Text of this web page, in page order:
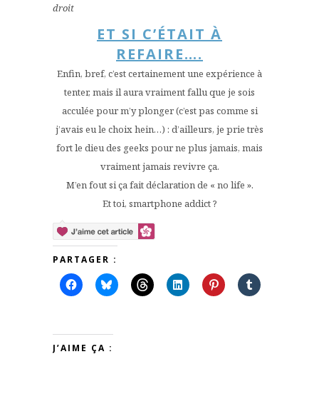
droit
ET SI C’ÉTAIT À
REFAIRE….
Enfin, bref, c’est certainement une expérience à
tenter, mais il aura vraiment fallu que je sois
acculée pour m’y plonger (c’est pas comme si
j’avais eu le choix hein…) : d’ailleurs, je prie très
fort le dieu des geeks pour ne plus jamais, mais
vraiment jamais revivre ça.
M’en fout si ça fait déclaration de « no life ».
Et toi, smartphone addict ?
PARTAGER :
J’AIME ÇA :